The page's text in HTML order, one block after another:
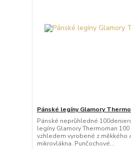
Pánské legíny Glamory
Pánské neprůhledné
legíny Glamory Thermoman 100
vzhledem vyrobené z měkkého
mikrovlákna. Punčochové...